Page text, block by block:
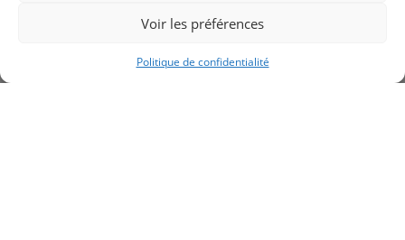
Voir les préférences
Politique de confidentialité
RETOUR AUX PRODUITS